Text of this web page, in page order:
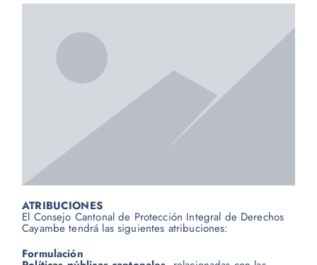
ATRIBUCIONES
El Consejo Cantonal de Protección Integral de Derechos
Cayambe tendrá las siguientes atribuciones:
Formulación